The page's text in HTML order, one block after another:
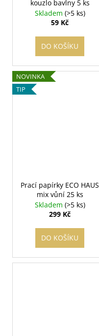
kouzlo bavlny 5 ks
Skladem (>5 ks)
59 Kč
DO KOŠÍKU
NOVINKA
TIP
Prací papírky ECO HAUS
mix vůní 25 ks
Skladem (>5 ks)
299 Kč
DO KOŠÍKU